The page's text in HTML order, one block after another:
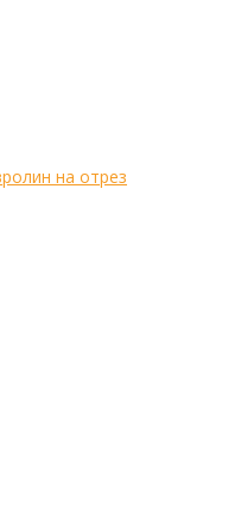
на отрез